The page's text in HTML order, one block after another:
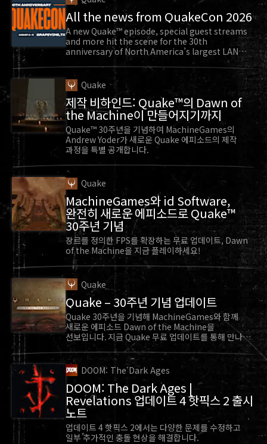
All the news from QuakeCon 2026
A new Quake™ episode, special guest streams
and more hit the scene for the 30th
anniversary of North America’s largest LAN
Quake
제작 비하인드: Quake™의 Dawn of
the Machine이 만들어지기까지
Quake™ 30주년을 기념하여 MachineGames의
Andrew Yoder가 새로운 Quake 에피소드의 제작
과정을 특별 공개합니다.
Quake
MachineGames와 id Software,
완전히 새로운 에피소드로 Quake™
30주년 기념
장르를 정의한 FPS를 확장하는 무료 업데이트, Dawn
of the Machine을 지금 플레이하세요!
Quake
Quake – 30주년 기념 업데이트
Quake 30주년을 기념해 MachineGames와 함께
새로운 에피소드 Dawn of the Machine을
선보입니다. 지금 Quake 무료 업데이트를 통해 만나
보세요.
DOOM: The Dark Ages
DOOM: The Dark Ages |
Revelations 업데이트 4 핫픽스 2 출시
노트
업데이트 4 핫픽스 2에서는 다양한 문제를 수정하고
일부 추가적인 충돌 현상을 해결합니다.